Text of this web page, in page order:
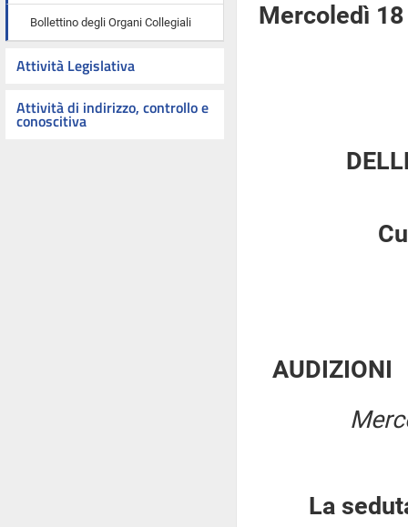
Bollettino degli Organi Collegiali
Attività Legislativa
Attività di indirizzo, controllo e
conoscitiva
Mercoledì
AUDIZIONI
La